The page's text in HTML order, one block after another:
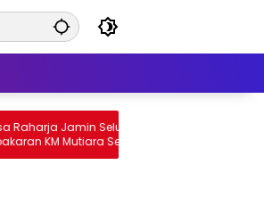
Jamin Seluruh Korban
KM Mutiara Sentosa II di
Sumenep